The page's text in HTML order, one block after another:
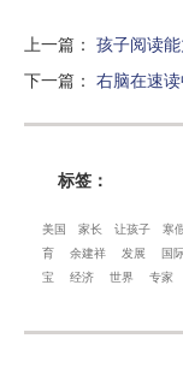
上一篇 ： 孩子阅读
下一篇 ： 右脑在速
标签：
美国 家长 让孩子 寒
育
余建祥 发展 国
宝
经济 世界 专家